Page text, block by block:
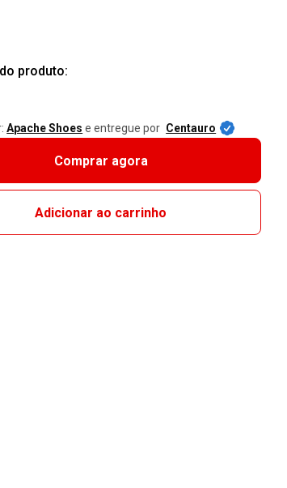
produto:
Apache Shoes e entregue por Centauro
Comprar agora
Adicionar ao carrinho